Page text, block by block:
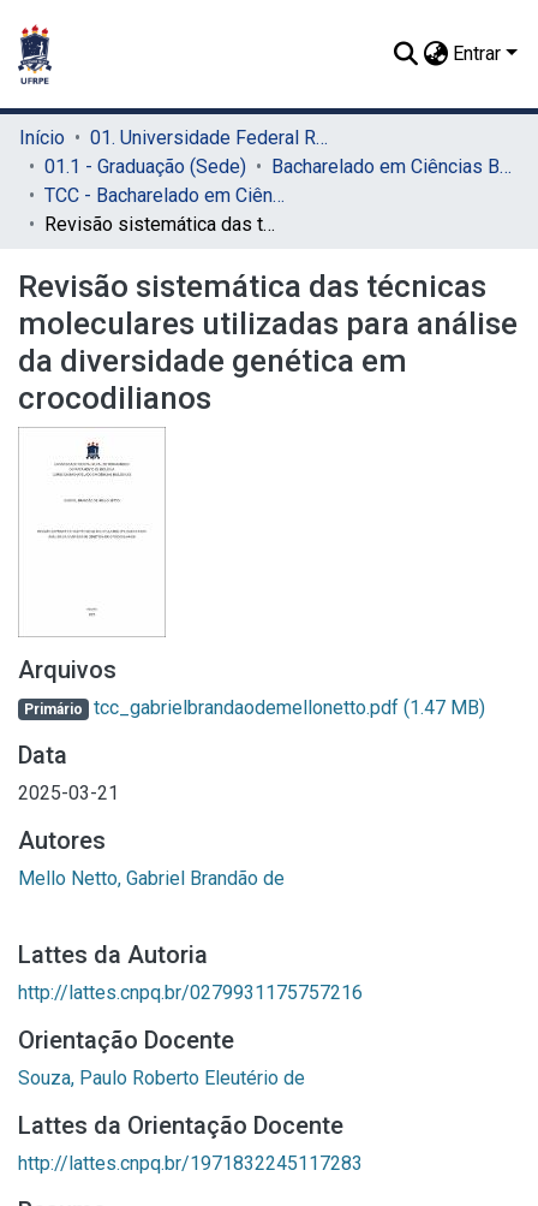
Entrar
Início
01. Universidade Federal Rural de Pernambuco - UFRPE (Sede)
01.1 - Graduação (Sede)
Bacharelado em Ciências Biológicas (Sede)
TCC - Bacharelado em Ciências Biológicas (Sede)
Revisão sistemática das técnicas moleculares utilizadas para análise da diversidade genética em crocodilianos
Revisão sistemática das técnicas
moleculares utilizadas para análise
da diversidade genética em
crocodilianos
Arquivos
Primário tcc_gabrielbrandaodemellonetto.pdf (1.47 MB)
Data
2025-03-21
Autores
Mello Netto, Gabriel Brandão de
Lattes da Autoria
http://lattes.cnpq.br/0279931175757216
Orientação Docente
Souza, Paulo Roberto Eleutério de
Lattes da Orientação Docente
http://lattes.cnpq.br/1971832245117283